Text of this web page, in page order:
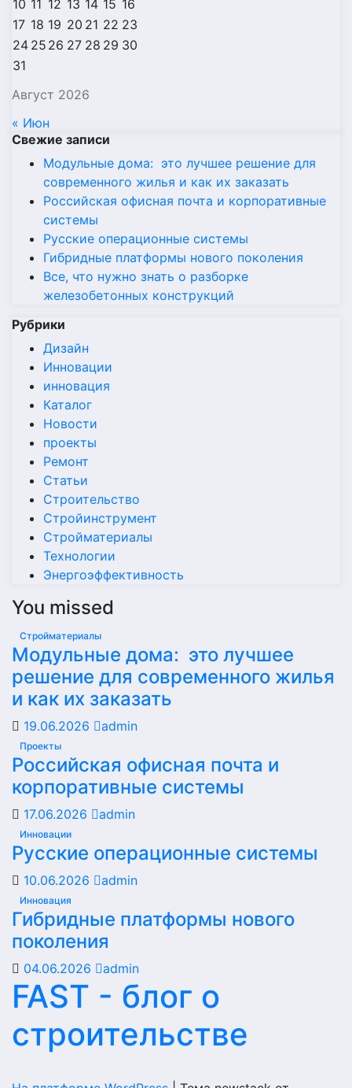
Август 2026
10 11 12 13 14 15 16
17 18 19 20 21 22 23
24 25 26 27 28 29 30
31
« Июн
Свежие записи
Модульные дома: это лучшее решение для
современного жилья и как их заказать
Российская офисная почта и корпоративные
системы
Русские операционные системы
Гибридные платформы нового поколения
Все, что нужно знать о разборке
железобетонных конструкций
Рубрики
Дизайн
Инновации
инновация
Каталог
Новости
проекты
Ремонт
Статьи
Строительство
Стройинструмент
Стройматериалы
Технологии
Энергоэффективность
You missed
Стройматериалы
Модульные дома: это лучшее
решение для современного жилья
и как их заказать
19.06.2026 admin
Проекты
Российская офисная почта и
корпоративные системы
17.06.2026 admin
Инновации
Русские операционные системы
10.06.2026 admin
Инновация
Гибридные платформы нового
поколения
04.06.2026 admin
FAST - блог о
строительстве